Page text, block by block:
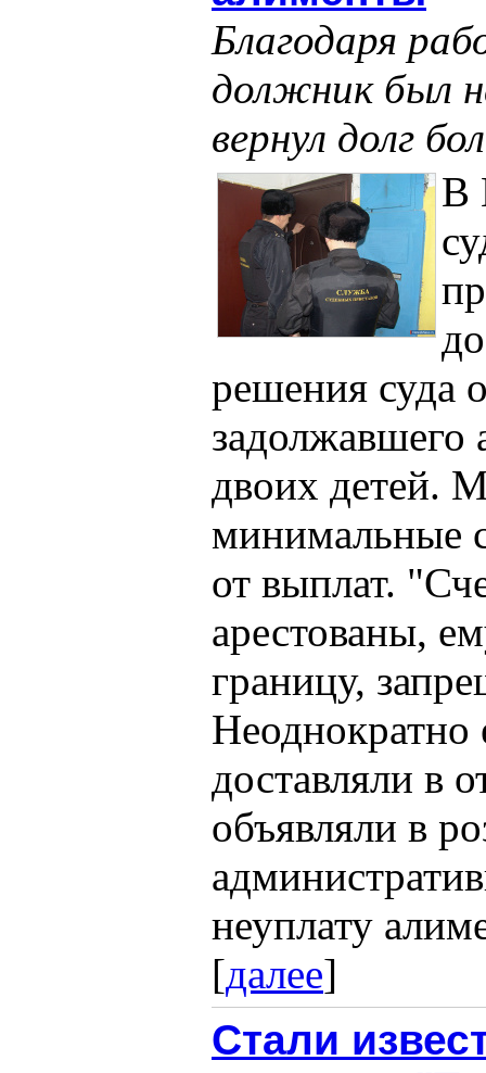
Благодаря
должник был
вернул долг
В
решения суда
задолжавшего
двоих детей.
минимальные
от выплат.
арестованы,
границу,
Неоднократно
доставляли в
объявляли в
неуплату
[далее]
Стали